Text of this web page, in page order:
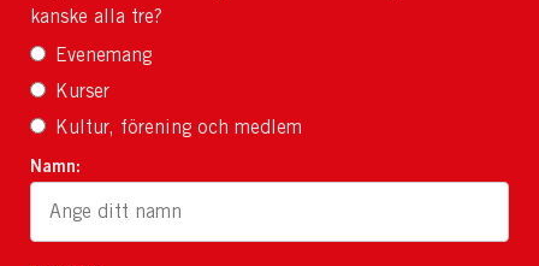
kanske alla tre?
Evenemang
Kurser
Kultur, förening och medlem
Namn: